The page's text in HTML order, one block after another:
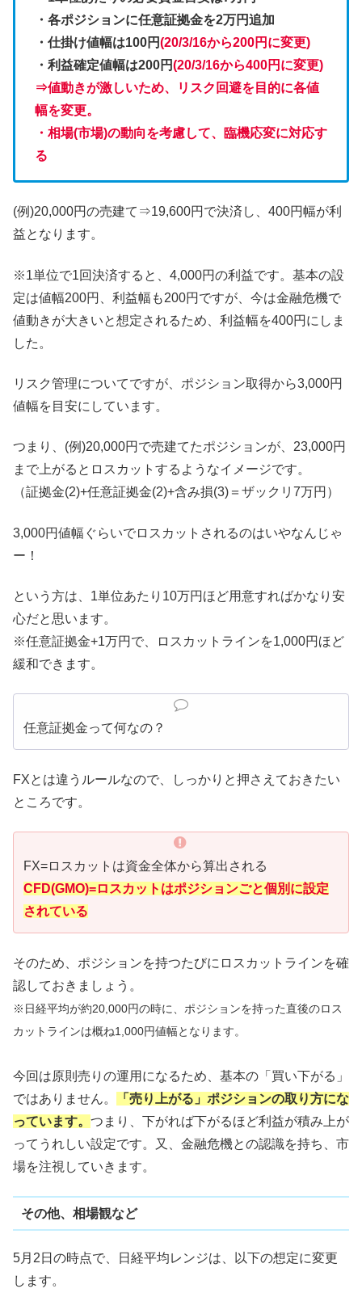
・各ポジションに任意証拠金を2万円追加
・仕掛け値幅は100円(20/3/16から200円に変更)
・利益確定値幅は200円(20/3/16から400円に変更)
⇒値動きが激しいため、リスク回避を目的に各値
幅を変更。
・相場(市場)の動向を考慮して、臨機応変に対応す
る
(例)20,000円の売建て⇒19,600円で決済し、400円幅が利
益となります。
※1単位で1回決済すると、4,000円の利益です。基本の設
定は値幅200円、利益幅も200円ですが、今は金融危機で
値動きが大きいと想定されるため、利益幅を400円にしま
した。
リスク管理についてですが、ポジション取得から3,000円
値幅を目安にしています。
つまり、(例)20,000円で売建てたポジションが、23,000円
まで上がるとロスカットするようなイメージです。
（証拠金(2)+任意証拠金(2)+含み損(3)＝ザックリ7万円）
3,000円値幅ぐらいでロスカットされるのはいやなんじゃ
ー！
という方は、1単位あたり10万円ほど用意すればかなり安
心だと思います。
※任意証拠金+1万円で、ロスカットラインを1,000円ほど
緩和できます。
任意証拠金って何なの？
FXとは違うルールなので、しっかりと押さえておきたい
ところです。
FX=ロスカットは資金全体から算出される
CFD(GMO)=ロスカットはポジションごと個別に設定
されている
そのため、ポジションを持つたびにロスカットラインを確
認しておきましょう。
※日経平均が約20,000円の時に、ポジションを持った直後のロス
カットラインは概ね1,000円値幅となります。
今回は原則売りの運用になるため、基本の「買い下がる」
ではありません。
「売り上がる」ポジションの取り方にな
っています。 つまり、下がれば下がるほど利益が積み上が
ってうれしい設定です。又、金融危機との認識を持ち、市
場を注視していきます。
その他、相場観など
5月2日の時点で、日経平均レンジは、以下の想定に変更
します。